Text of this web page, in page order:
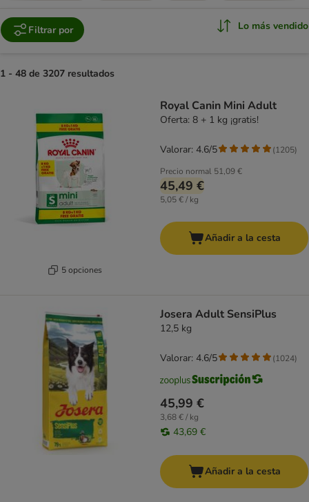
Filtrar por Lo más vendido
1 - 48 de 3207 resultados
5 opciones
Royal Canin Mini Adult
Oferta: 8 + 1 kg ¡gratis!
Precio normal 51,09 €
45,49 €
5,05 € / kg
Valorar: 4.6/5 (1205)
Añadir a la cesta
Josera Adult SensiPlus
12,5 kg
45,99 €
3,68 € / kg
43,69 €
Valorar: 4.6/5 (1024)
Añadir a la cesta